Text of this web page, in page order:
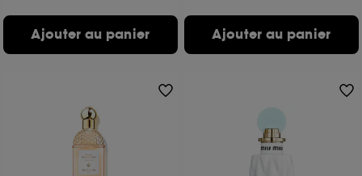
Ajouter au panier Ajouter au panier